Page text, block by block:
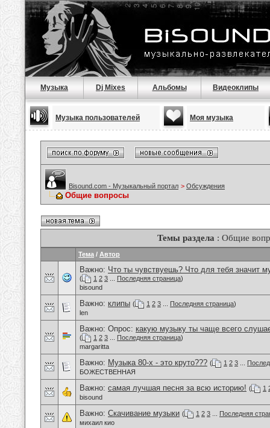
Музыка Dj Mixes Альбомы Видеоклипы
Музыка пользователей Моя музыка
Bisound.com - Музыкальный портал > Обсуждения
Общие вопросы
Темы раздела : Общие
Тема / Автор
Важно: Что ты чувствуешь? Что для тебя значит
( 1 2 3 Последняя страница)
bisound
Важно: клипы ( 1 2 3 Последняя страница)
len
Важно: Опрос: какую музыку ты чаще всего
( 1 2 3 Последняя страница)
margaritta
Важно: Музыка 80-х - это круто??? ( 1 2 3
БОЖЕСТВЕННАЯ
Важно: самая лучшая песня за всю историю! ( 1
bisound
Важно: Скачивание музыки ( 1 2 3
Последняя
михаил кио